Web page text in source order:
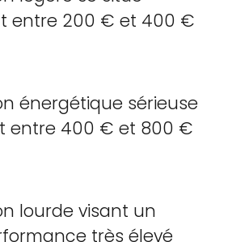
entre 200 € et 400 €
énergétique sérieuse
entre 400 € et 800 €
lourde visant un
très élevé